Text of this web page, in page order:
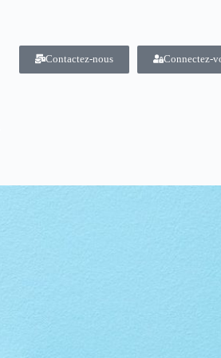
Contactez-nous Connectez-